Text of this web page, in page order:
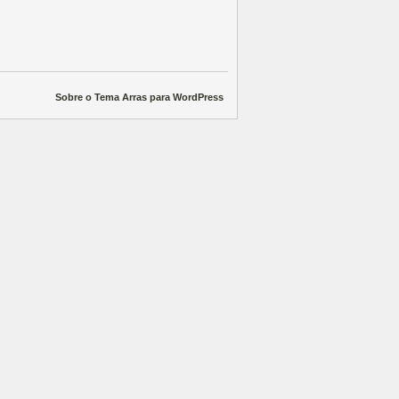
Sobre o Tema Arras para WordPress